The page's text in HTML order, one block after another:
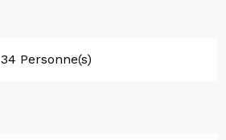
34 Personne(s)